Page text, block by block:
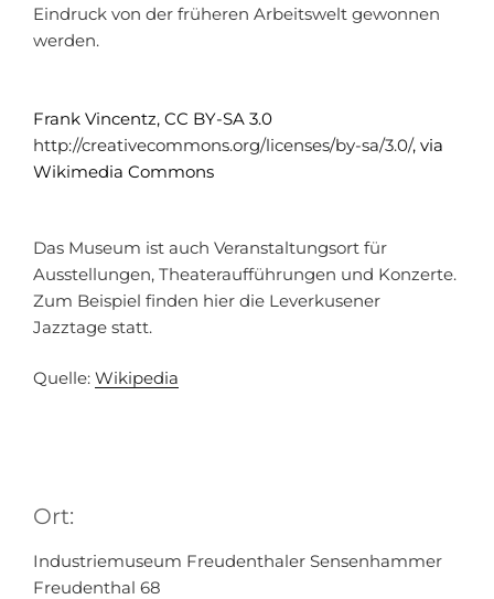
Eindruck von der früheren Arbeitswelt gewonnen
werden.
Frank Vincentz, CC BY-SA 3.0
http://creativecommons.org/licenses/by-sa/3.0/, via
Wikimedia Commons
Das Museum ist auch Veranstaltungsort für
Ausstellungen, Theateraufführungen und Konzerte.
Zum Beispiel finden hier die Leverkusener
Jazztage statt.
Quelle: Wikipedia
Ort:
Industriemuseum Freudenthaler Sensenhammer
Freudenthal 68